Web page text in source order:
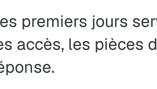
premiers jours
accès, les pièces